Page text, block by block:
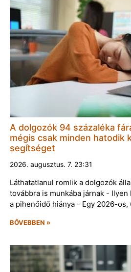
A dolgozók 94 százaléka
mégis csak minden hatodik
segítséget
2026. augusztus. 7. 23:31
Láthatatlanul romlik a dolgozók
továbbra is munkába járnak - Ilyen
a pihenőidő hiánya - Egy 2026-os,
BŐVEBBEN »